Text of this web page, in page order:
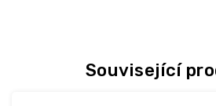
Související